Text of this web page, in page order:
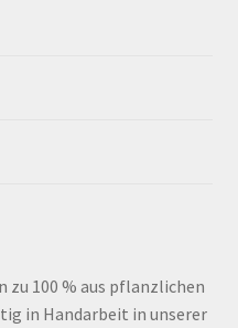
zu 100 % aus pflanzlichen
in Handarbeit in unserer